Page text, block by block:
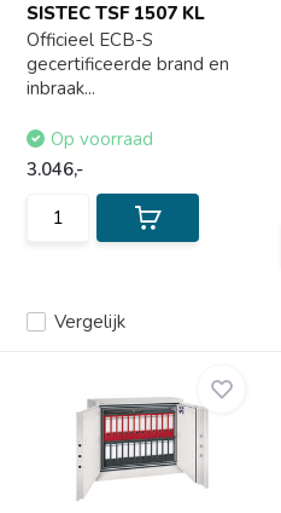
SISTEC TSF 1507 KL
Officieel ECB-S
gecertificeerde brand en
inbraak...
Vergelijk
Op voorraad
3.046,-